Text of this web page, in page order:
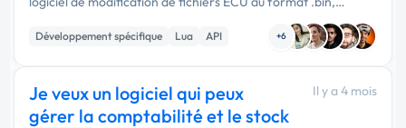
hébergé sur un serveur privé virtuel (VPS). Le principe de …
Développement spécifique Lua API +6
Je veux un logiciel qui peux
gérer la comptabilité et le stock
Il y a 4 mois